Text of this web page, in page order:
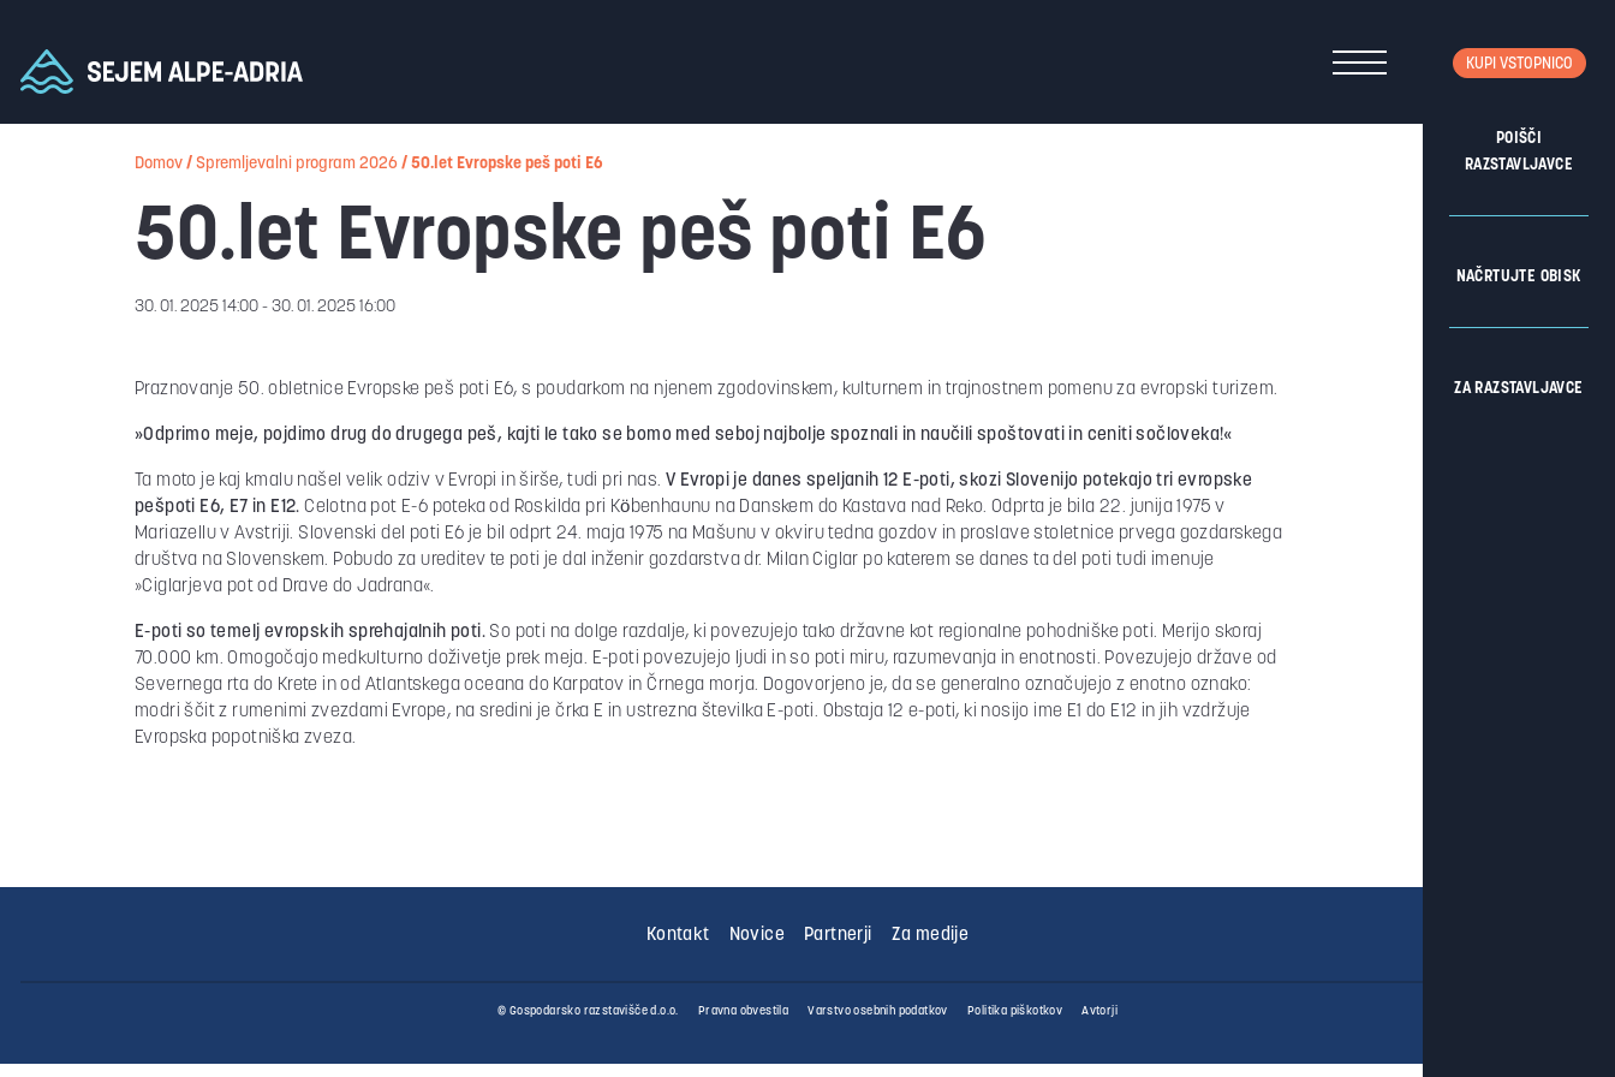
KUPI VSTOPNICO
POIŠČI
RAZSTAVLJAVCE
NAČRTUJTE OBISK
ZA RAZSTAVLJAVCE
Domov / Spremljevalni program 2026 / 50.let Evropske peš poti E6
50.let Evropske peš poti E6
30. 01. 2025 14:00 - 30. 01. 2025 16:00
Praznovanje 50. obletnice Evropske peš poti E6, s poudarkom na njenem zgodovinskem, kulturnem in trajnostnem pomenu za evropski turizem.
»Odprimo meje, pojdimo drug do drugega peš, kajti le tako se bomo med seboj najbolje spoznali in naučili spoštovati in ceniti sočloveka!«
Ta moto je kaj kmalu našel velik odziv v Evropi in širše, tudi pri nas. V Evropi je danes speljanih 12 E-poti, skozi Slovenijo potekajo tri evropske
pešpoti E6, E7 in E12. Celotna pot E-6 poteka od Roskilda pri Köbenhaunu na Danskem do Kastava nad Reko. Odprta je bila 22. junija 1975 v
Mariazellu v Avstriji. Slovenski del poti E6 je bil odprt 24. maja 1975 na Mašunu v okviru tedna gozdov in proslave stoletnice prvega gozdarskega
društva na Slovenskem. Pobudo za ureditev te poti je dal inženir gozdarstva dr. Milan Ciglar po katerem se danes ta del poti tudi imenuje
»Ciglarjeva pot od Drave do Jadrana«.
E-poti so temelj evropskih sprehajalnih poti. So poti na dolge razdalje, ki povezujejo tako državne kot regionalne pohodniške poti. Merijo skoraj
70.000 km. Omogočajo medkulturno doživetje prek meja. E-poti povezujejo ljudi in so poti miru, razumevanja in enotnosti. Povezujejo države od
Severnega rta do Krete in od Atlantskega oceana do Karpatov in Črnega morja. Dogovorjeno je, da se generalno označujejo z enotno oznako:
modri ščit z rumenimi zvezdami Evrope, na sredini je črka E in ustrezna številka E-poti. Obstaja 12 e-poti, ki nosijo ime E1 do E12 in jih vzdržuje
Evropska popotniška zveza.
Kontakt Novice Partnerji Za medije
© Gospodarsko razstavišče d.o.o. Pravna obvestila Varstvo osebnih podatkov Politika piškotkov Avtorji